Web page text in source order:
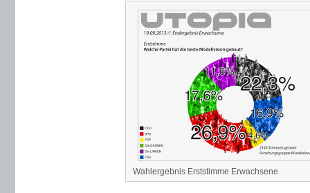
Wahlergebnis Erststimme Erwachsene